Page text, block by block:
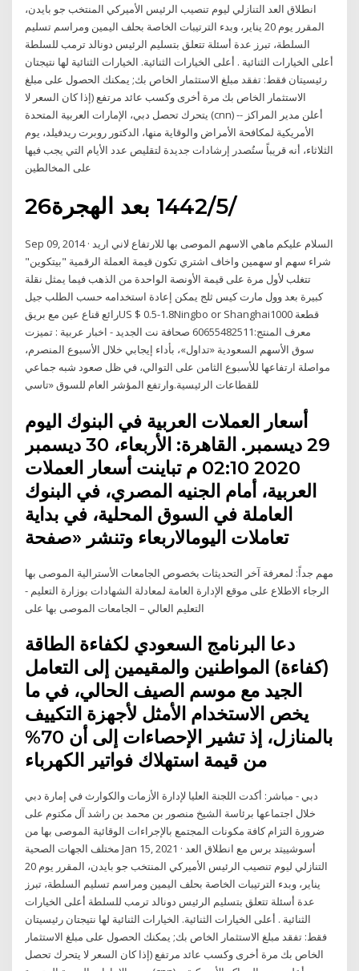
انطلاق العد التنازلي ليوم تنصيب الرئيس الأميركي المنتخب جو بايدن،
المقرر يوم 20 يناير، وبدء الترتيبات الخاصة بحلف اليمين ومراسم تسليم
السلطة، تبرز عدة أسئلة تتعلق بتسليم الرئيس دونالد ترمب للسلطة
أعلى الخيارات الثنائية . أعلى الخيارات الثنائية. الخيارات الثنائية لها نتيجتان
رئيسيتان فقط: تفقد مبلغ الاستثمار الخاص بك; يمكنك الحصول على مبلغ
الاستثمار الخاص بك مرة أخرى وكسب عائد مرتفع (إذا كان السعر لا
يتحرك تحصل دبي، الإمارات العربية المتحدة (cnn) -- أعلن مدير المراكز
الأمريكية لمكافحة الأمراض والوقاية منها، الدكتور روبرت ريدفيلد، يوم
الثلاثاء، أنه قريباً ستُصدر إرشادات جديدة لتقليص عدد الأيام التي يجب فيها
على المخالطين
26‏‏/5‏‏/1442 بعد الهجرة
Sep 09, 2014 · السلام عليكم ماهي الاسهم الموصى بها للارتفاع لاني اريد
شراء سهم او سهمين واخاف اشتري تكون قيمة العملة الرقمية "بيتكوين"
تتغلب لأول مرة على قيمة الأونصة الواحدة من الذهب فيما يمثل نقلة
كبيرة بعد وول مارت كيس ثلج يمكن إعادة استخدامه حسب الطلب جيل
رائع قناع عين مع بريقUS $ 0.5-1.8Ningbo or Shanghai1000 قطعة
معرف المنتج:60655482511 صحافة نت الجديد - اخبار عربية : تميزت
سوق الأسهم السعودية «تداول»، بأداء إيجابي خلال الأسبوع المنصرم،
مواصلة ارتفاعها للأسبوع الثامن على التوالي، في ظل صعود شبه جماعي
للقطاعات الرئيسية.وارتفع المؤشر العام للسوق «تاسي
أسعار العملات العربية في البنوك اليوم
29 ديسمبر. القاهرة: الأربعاء، 30 ديسمبر
2020 02:10 م تباينت أسعار العملات
العربية، أمام الجنيه المصري، في البنوك
العاملة في السوق المحلية، في بداية
تعاملات اليومالاربعاء وتنشر «صفحة
مهم جداً: لمعرفة آخر التحديثات بخصوص الجامعات الأسترالية الموصى بها
الرجاء الاطلاع على موقع الإدارة العامة لمعادلة الشهادات بوزارة التعليم -
التعليم العالي – الجامعات الموصى بها على
دعا البرنامج السعودي لكفاءة الطاقة
(كفاءة) المواطنين والمقيمين إلى التعامل
الجيد مع موسم الصيف الحالي، في ما
يخص الاستخدام الأمثل لأجهزة التكييف
بالمنازل، إذ تشير الإحصاءات إلى أن 70%
من قيمة استهلاك فواتير الكهرباء
دبي - مباشر: أكدت اللجنة العليا لإدارة الأزمات والكوارث في إمارة دبي
خلال اجتماعها برئاسة الشيخ منصور بن محمد بن راشد آل مكتوم على
ضرورة التزام كافة مكونات المجتمع بالإجراءات الوقائية الموصى بها من
مختلف الجهات الصحية Jan 15, 2021 · أسوشييتد برس مع انطلاق العد
التنازلي ليوم تنصيب الرئيس الأميركي المنتخب جو بايدن، المقرر يوم 20
يناير، وبدء الترتيبات الخاصة بحلف اليمين ومراسم تسليم السلطة، تبرز
عدة أسئلة تتعلق بتسليم الرئيس دونالد ترمب للسلطة أعلى الخيارات
الثنائية . أعلى الخيارات الثنائية. الخيارات الثنائية لها نتيجتان رئيسيتان
فقط: تفقد مبلغ الاستثمار الخاص بك; يمكنك الحصول على مبلغ الاستثمار
الخاص بك مرة أخرى وكسب عائد مرتفع (إذا كان السعر لا يتحرك تحصل